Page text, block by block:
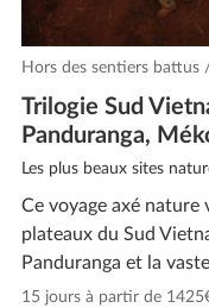
Hors des sentiers battus
Trilogie Sud
Panduranga,
Les plus beaux sites
Ce voyage axé nature
plateaux du Sud
Panduranga et la
15 jours à partir de